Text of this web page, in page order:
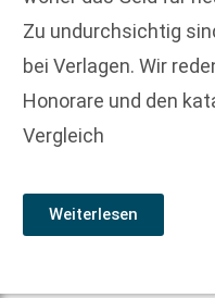
Zu undurchsichtig
bei Verlagen. Wir
Honorare und den
Vergleich
Weiterlesen